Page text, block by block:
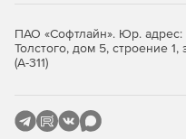
Версии Arcserve Unified
функций,
ПАО «Софтлайн». Юр. адрес:
Толстого, дом 5, строение
(А-311)